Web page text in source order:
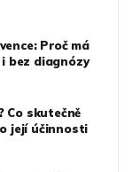
Proč má
bez diagnózy
Co skutečně
její účinnosti